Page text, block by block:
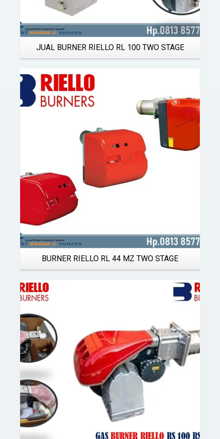
JUAL BURNER RIELLO RL 100 TWO STAGE
BURNER RIELLO RL 44 MZ TWO STAGE